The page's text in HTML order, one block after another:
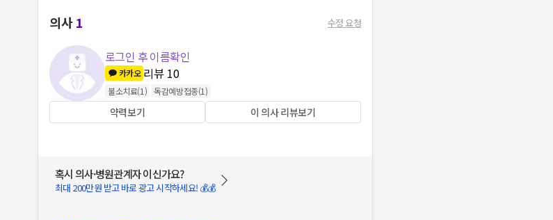
의사1 수정 요청
로그인 후 이름확인
카카오 리뷰 10
불소치료(1) 독감예방접종(1)
약력보기 이 의사 리뷰보기
혹시 의사·병원관계자 이신가요?
최대 200만원 받고 바로 광고 시작하세요! 💰💰